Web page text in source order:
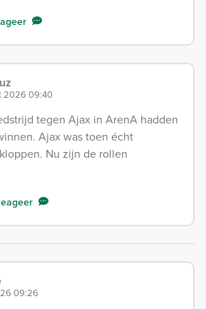
2026 09:40
tegen Ajax in ArenA hadden
Ajax was toen écht
Nu zijn de rollen
09:26